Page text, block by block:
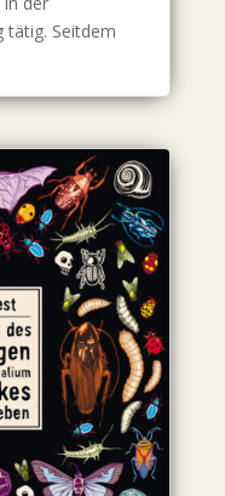
tätig. Seitdem